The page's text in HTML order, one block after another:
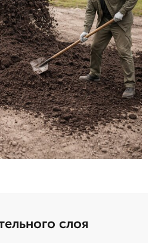
слоя